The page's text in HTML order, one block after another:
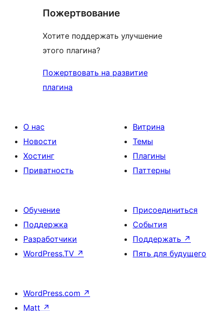
Пожертвование
Хотите поддержать улучшение
этого плагина?
Пожертвовать на развитие
плагина
О нас
Новости
Хостинг
Приватность
Витрина
Темы
Плагины
Паттерны
Обучение
Поддержка
Разработчики
WordPress.TV ↗
Присоединиться
События
Поддержать ↗
Пять для будущего
WordPress.com ↗
Matt ↗